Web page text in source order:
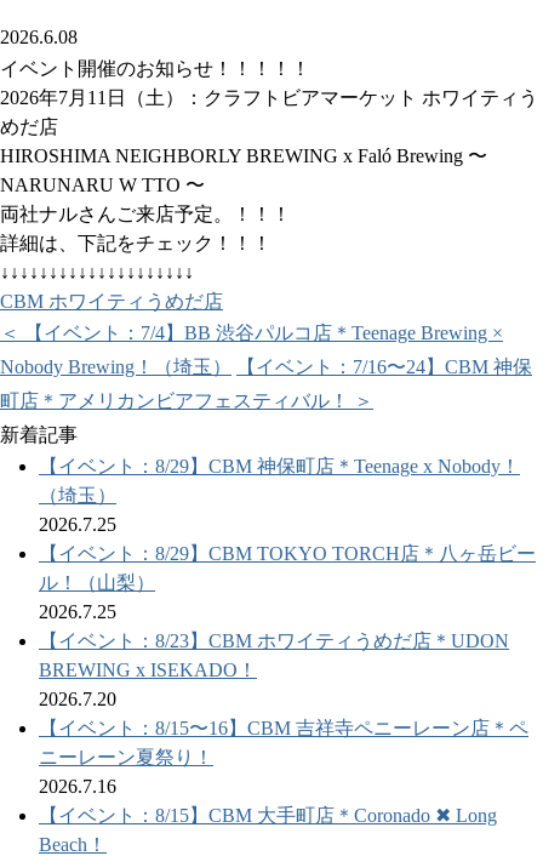
2026.6.08
イベント開催のお知らせ！！！！！
2026年7月11日（土）：クラフトビアマーケット ホワイティう
めだ店
HIROSHIMA NEIGHBORLY BREWING x Faló Brewing 〜
NARUNARU W TTO 〜
両社ナルさんご来店予定。！！！
詳細は、下記をチェック！！！
↓↓↓↓↓↓↓↓↓↓↓↓↓↓↓↓↓↓↓↓
CBM ホワイティうめだ店
＜ 【イベント：7/4】BB 渋谷パルコ店＊Teenage Brewing ×
Nobody Brewing！（埼玉）
【イベント：7/16〜24】CBM 神保
町店＊アメリカンビアフェスティバル！ ＞
新着記事
【イベント：8/29】CBM 神保町店＊Teenage x Nobody！
（埼玉）
2026.7.25
【イベント：8/29】CBM TOKYO TORCH店＊八ヶ岳ビー
ル！（山梨）
2026.7.25
【イベント：8/23】CBM ホワイティうめだ店＊UDON
BREWING x ISEKADO！
2026.7.20
【イベント：8/15〜16】CBM 吉祥寺ペニーレーン店＊ペ
ニーレーン夏祭り！
2026.7.16
【イベント：8/15】CBM 大手町店＊Coronado ✖︎ Long
Beach！